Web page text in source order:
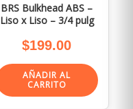
BRS Bulkhead ABS –
Liso x Liso – 3/4 pulg
$199.00
AÑADIR AL
CARRITO